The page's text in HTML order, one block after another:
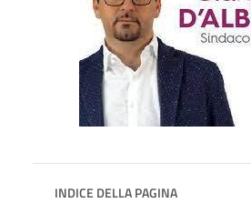
INDICE DELLA PAGINA